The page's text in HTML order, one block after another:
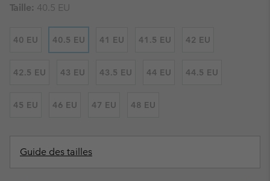
Taille: 40.5 EU
40 EU 40.5 EU 41 EU 41.5 EU 42 EU
42.5 EU 43 EU 43.5 EU 44 EU 44.5 EU
45 EU 46 EU 47 EU 48 EU
Guide des tailles